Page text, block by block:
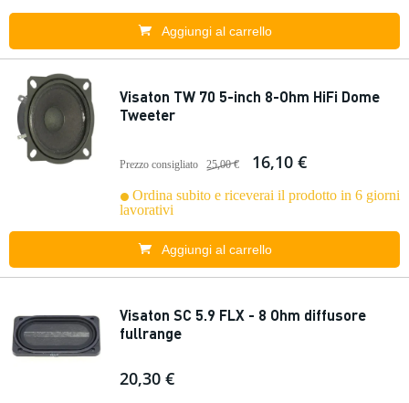
Aggiungi al carrello
Visaton TW 70 5-inch 8-Ohm HiFi Dome
Tweeter
Prezzo consigliato 25,00 € 16,10 €
Ordina subito e riceverai il prodotto in 6 giorni
lavorativi
Aggiungi al carrello
Visaton SC 5.9 FLX - 8 Ohm diffusore
fullrange
20,30 €